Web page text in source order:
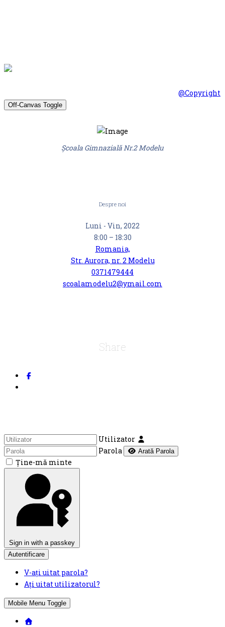
@Copyright
Off-Canvas Toggle
Școala Gimnazială Nr.2 Modelu
Despre noi
Luni - Vin, 2022
8:00 – 18:30
Romania,
Str. Aurora, nr. 2 Modelu
0371479444
scoalamodelu2@ymail.com
Share
Utilizator
Parola
Arată Parola
Ţine-mă minte
Sign in with a passkey
Autentificare
V-ați uitat parola?
Ați uitat utilizatorul?
Mobile Menu Toggle